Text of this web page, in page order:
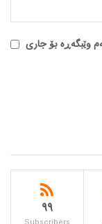
وێبگەڕە بۆ جاری
99